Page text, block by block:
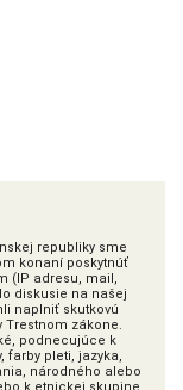
republiky sme
konaní poskytnúť
(IP adresu, mail,
diskusie na našej
naplniť skutkovú
Trestnom zákone.
podnecujúce k
farby pleti, jazyka,
národného alebo